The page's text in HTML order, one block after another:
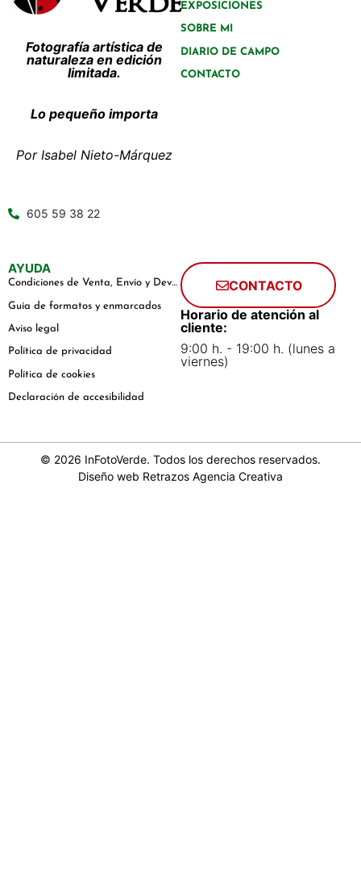
Fotografía artística de
naturaleza en edición
limitada.
Lo pequeño importa
Por Isabel Nieto-Márquez
605 59 38 22
EXPOSICIONES
SOBRE MI
DIARIO DE CAMPO
CONTACTO
AYUDA
Condiciones de Venta, Envío y Devoluciones
Guía de formatos y enmarcados
Aviso legal
Política de privacidad
Política de cookies
Declaración de accesibilidad
CONTACTO
Horario de atención al
cliente:
9:00 h. - 19:00 h. (lunes a
viernes)
© 2026 InFotoVerde. Todos los derechos reservados.
Diseño web Retrazos Agencia Creativa